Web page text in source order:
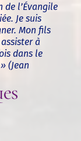
de l’Évangile
Je suis
Mon fils
à
dans le
(Jean